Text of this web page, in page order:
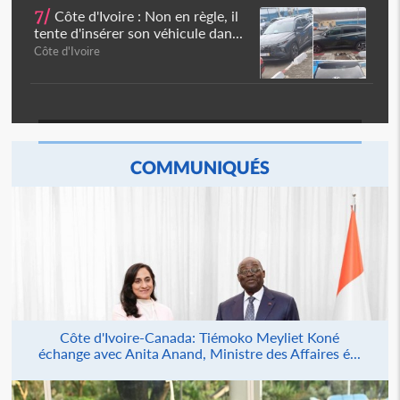
7/ Côte d'Ivoire : Non en règle, il
tente d'insérer son véhicule dan...
Côte d'Ivoire
COMMUNIQUÉS
Côte d'Ivoire-Canada: Tiémoko Meyliet Koné
échange avec Anita Anand, Ministre des Affaires é...